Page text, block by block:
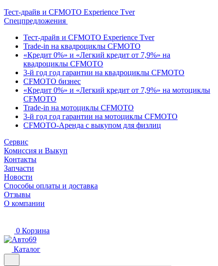
Тест-драйв и CFMOTO Experience Tver
Спецпредложения
Тест-драйв и CFMOTO Experience Tver
Trade-in на квадроциклы CFMOTO
«Кредит 0%» и «Легкий кредит от 7,9%» на
квадроциклы CFMOTO
3-й год год гарантии на квадроциклы CFMOTO
CFMOTO бизнес
«Кредит 0%» и «Легкий кредит от 7,9%» на мотоциклы
CFMOTO
Trade-in на мотоциклы CFMOTO
3-й год год гарантии на мотоциклы CFMOTO
CFMOTO-Аренда с выкупом для физлиц
Сервис
Комиссия и Выкуп
Контакты
Запчасти
Новости
Способы оплаты и доставка
Отзывы
О компании
0 Корзина
Каталог